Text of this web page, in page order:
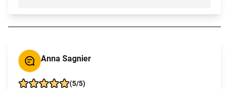
Anna Sagnier
(5/5)